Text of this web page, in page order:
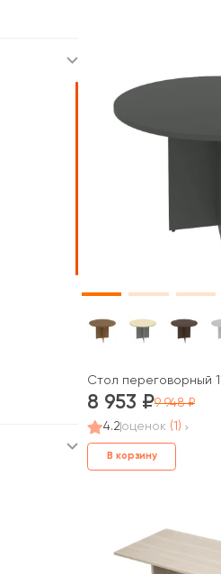
Стол переговорный
8 953
9 948
4.2оценок (1)
В корзину